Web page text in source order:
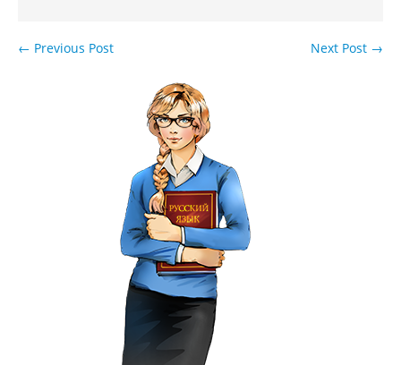
Next Post →
← Previous Post